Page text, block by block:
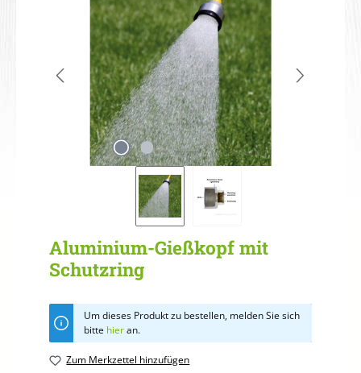
Aluminium-Gießkopf mit
Schutzring
Um dieses Produkt zu bestellen, melden Sie sich
bitte hieran.
Zum Merkzettel hinzufügen